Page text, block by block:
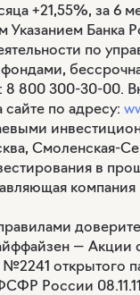
+21,55%, за 6
Указанием Банка
по
8 800 300-30-00.
по адресу:
Смоленская-
в
компания
— Акции
открытого
России